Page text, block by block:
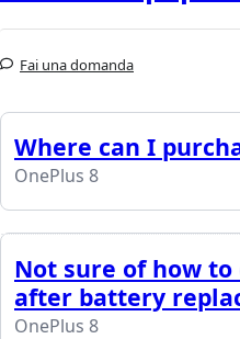
Fai una domanda
Where can I
OnePlus 8
Not sure of how
after battery
OnePlus 8